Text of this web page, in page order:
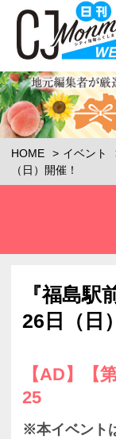
HOME イベント
（日）開催！
『福島駅
26日（日
【AD】【
25
※本イベント